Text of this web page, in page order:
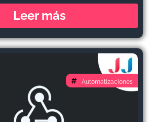
Leer más
Automatizaciones